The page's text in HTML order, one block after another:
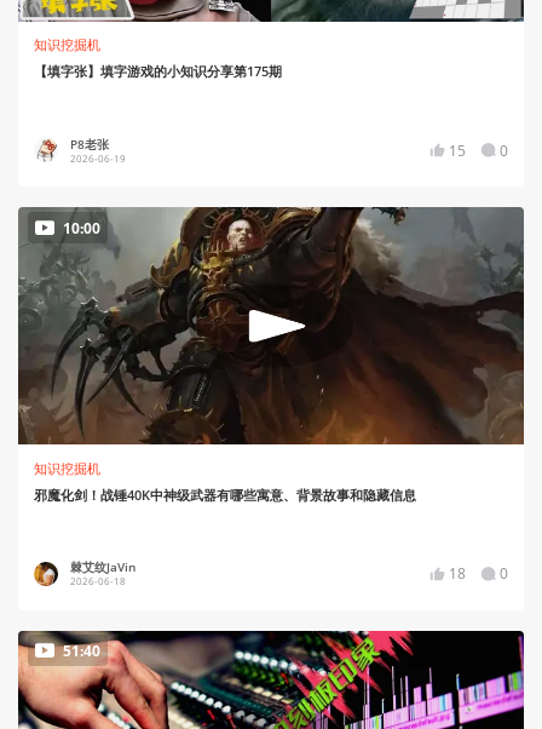
知识挖掘机
【填字张】填字游戏的小知识分享第175期
P8老张
2026-06-19 15 0
10:00
知识挖掘机
邪魔化剑！战锤40K中神级武器有哪些寓意、背景故事和隐藏信息
棘艾纹JaVin
2026-06-18 18 0
51:40